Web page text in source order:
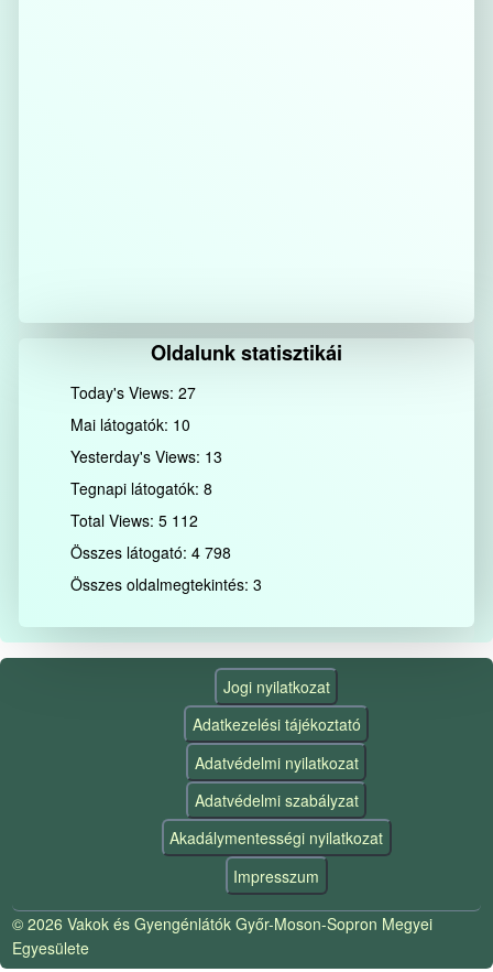
Oldalunk statisztikái
Today's Views:27
Mai látogatók: 10
Yesterday's Views: 13
Tegnapi látogatók:8
Total Views:5 112
Összes látogató:4 798
Összes oldalmegtekintés:3
Jogi nyilatkozat
Adatkezelési tájékoztató
Adatvédelmi nyilatkozat
Adatvédelmi szabályzat
Akadálymentességi nyilatkozat
Impresszum
© 2026 Vakok és Gyengénlátók Győr-Moson-Sopron Megyei
Egyesülete